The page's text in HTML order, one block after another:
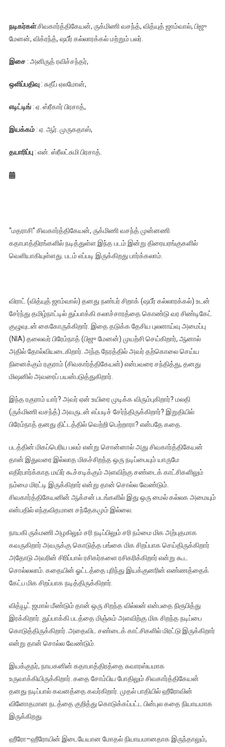
நடிகர்கள்:சிவகார்த்திகேயன், ருக்மிணி வசந்த், வித்யுத் ஜாம்வால், பிஜு
மேனன், விக்ரந்த், ஷபீர் கல்லாரக்கல் மற்றும் பலர்.
இசை: அனிருத் ரவிச்சந்தர்,
ஒளிப்பதிவு: சுதீப் ஏலமோன்,
எடிட்டிங்: ஏ. ஸ்ரீகார் பிரசாத்,
இயக்கம்: ஏ. ஆர். முருகதாஸ்,
தயாரிப்பு: என். ஸ்ரீலட்சுமி பிரசாத்.
“மதராசி” சிவகார்த்திகேயன், ருக்மிணி வசந்த் முன்னணி
கதாபாத்திரங்களில் நடித்துள்ள இந்த படம் இன்று திரையரங்குகளில்
வெளியாகியுள்ளது. படம் எப்படி இருக்கிறது பார்க்கலாம்.
விராட் (வித்யுத் ஜாம்வால்) தனது நண்பர் சிறாக் (ஷபீர் கல்லாரக்கல்) உடன்
சேர்ந்து தமிழ்நாட்டில் துப்பாக்கி கலாச்சாரத்தை கொண்டு வர சிண்டிகேட்
குழுவுடன் கைகோருக்கிறார். இதை தடுக்க தேசிய புலனாய்வு அமைப்பு
(NIA) தலைவர் பிரேம்நாத் (பிஜு மேனன்) முயற்சி செய்கிறார், ஆனால்
அதில் தோல்வியடைகிறார். அந்த நேரத்தில் அவர் தற்கொலை செய்ய
நினைக்கும் ரகுராம் (சிவகார்த்திகேயன்) என்பவரை சந்தித்து, தனது
மிஷனில் அவரைப் பயன்படுத்துகிறார்.
இந்த ரகுராம் யார்? அவர் ஏன் உயிரை முடிக்க விரும்புகிறார்? மலதி
(ருக்மிணி வசந்த்) அவருடன் எப்படிச் சேர்ந்திருக்கிறார்? இறுதியில்
பிரேம்நாத் தனது திட்டத்தில் வெற்றி பெற்றாரா? என்பதே கதை.
படத்தின் மிகப்பெரிய பலம் என்று சொன்னால் அது சிவகார்த்திகேயன்
தான் இதுவரை இல்லாத மிகச்சிறந்த ஒரு நடிப்பையும் யாருமே
எதிர்பார்க்காத மயிர் கூச்சடிக்கும் அளவிற்கு சண்டைக் காட்சிகளிலும்
நம்மை மிரட்டி இருக்கிறார் என்று தான் சொல்ல வேண்டும்.
சிவகார்த்திகேயனின் ஆக்சன் படங்களில் இது ஒரு மைல் கல்லக அமையும்
என்பதில் எந்தவிதமான சந்தேகமும் இல்லை.
நாயகி ருக்மணி அழகிலும் சரி நடிப்பிலும் சரி நம்மை மிக அற்புதமாக
கவருகிறார் அவருக்கு கொடுத்த பங்கை மிக சிறப்பாக செய்திருக்கிறார்
அதோடு அவரின் சிரிப்பால் ரசிகர்களை ரசிகரிக்கிறார் என்று கூட
சொல்லலாம். கதையின் ஓட்டத்தை புரிந்து இயக்குனரின் எண்ணத்தைக்
கேட்ப மிக சிறப்பாக நடித்திருக்கிறார்.
வித்யூட் ஜமால் மீண்டும் தான் ஒரு சிறந்த வில்லன் என்பதை நிரூபித்து
இரக்கிறார். துப்பாக்கி படத்தை மிஞ்சும் அளவிற்கு மிக சிறந்த நடிப்பை
கொடுத்திருக்கிறார். அதைவிட சண்டைக் காட்சிகளில் மிரட்டு இருக்கிறார்
என்று தான் சொல்ல வேண்டும்.
இயக்குநர், நாயகனின் கதாபாத்திரத்தை சுவாரஸ்யமாக
உருவாக்கியிருக்கிறார். கதை சோம்பிய போதிலும் சிவகார்த்திகேயன்
தனது நடிப்பால் கவனத்தை கவர்கிறார். முதல் பாதியில் ஹீரோவின்
வினோதமான நடத்தை குறித்து கொடுக்கப்பட்ட பின்புல கதை நியாயமாக
இருக்கிறது.
ஹீரோ–ஹீரோயின் இடையேயான மோதல் நியாயமானதாக இருந்தாலும்,